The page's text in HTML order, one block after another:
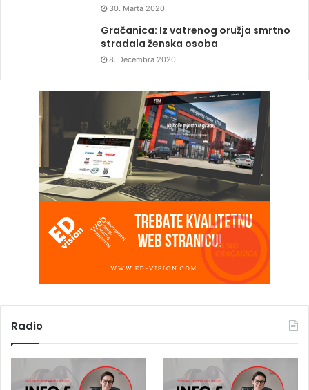
30. Marta 2020.
Gračanica: Iz vatrenog oružja smrtno
stradala ženska osoba
8. Decembra 2020.
Radio